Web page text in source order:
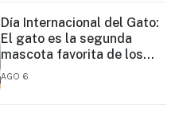
ESPECIALISTAS PARA EL
ANÁLISIS DE
EXPLOTACIÓN DE GAS
NATURAL NO
CONVENCIONAL:
Día Internacional del Gato:
El gato es la segunda
mascota favorita de los
mexicanos, pero sólo 16%
AGO 6